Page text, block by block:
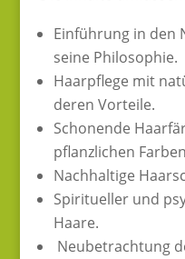
Einführung in den
seine Philosophie.
Haarpflege mit
deren Vorteile.
Schonende
pflanzlichen
Nachhaltige
Spiritueller und
Haare.
Neubetrachtung